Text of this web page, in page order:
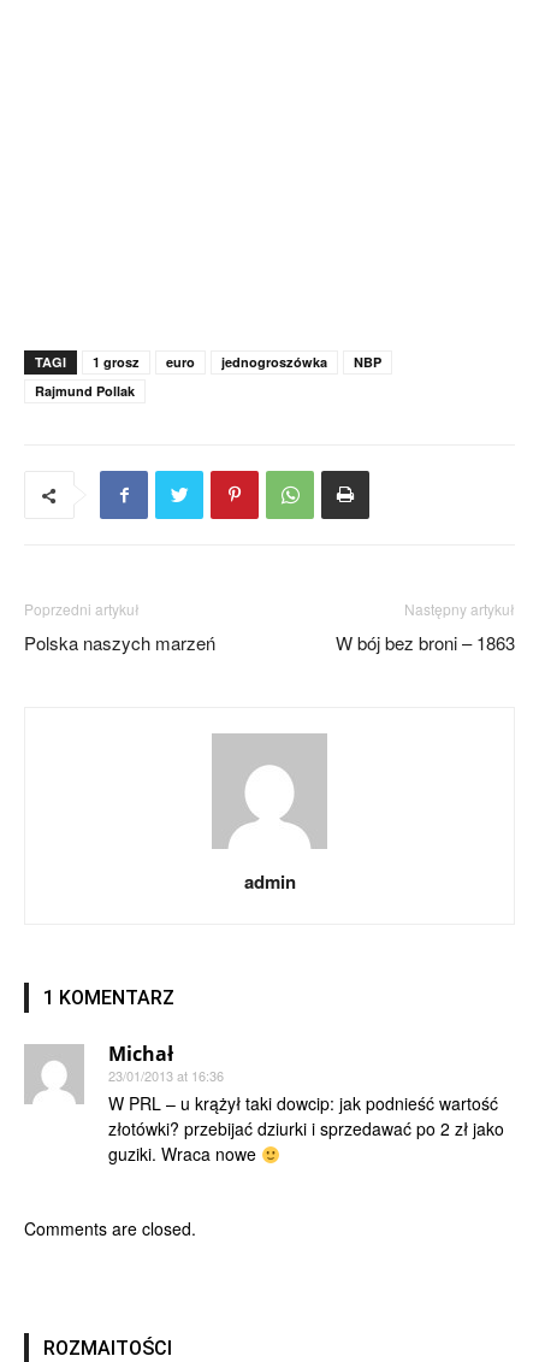
TAGI 1 grosz euro jednogroszówka
NBP
Rajmund Pollak
Poprzedni artykuł
Polska naszych marzeń
Następny artykuł
W bój bez broni – 1863
admin
1 KOMENTARZ
Michał
23/01/2013 at 16:36
W PRL – u krążył taki dowcip: jak podnieść wartość
złotówki? przebijać dziurki i sprzedawać po 2 zł jako
guziki. Wraca nowe
Comments are closed.
ROZMAITOŚCI